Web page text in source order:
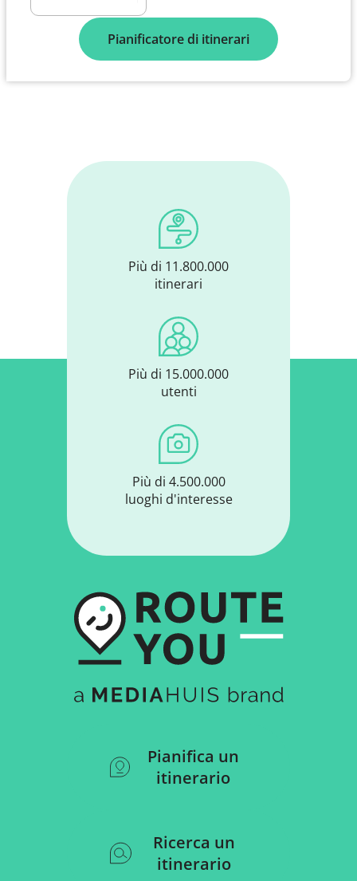
Pianificatore di itinerari
Più di 11.800.000
itinerari
Più di 15.000.000
utenti
Più di 4.500.000
luoghi d'interesse
Pianifica un
itinerario
Ricerca un
itinerario